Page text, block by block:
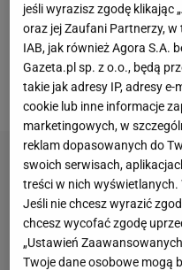
meczu czwartej rundy
(16. WTA), ale
Oto jak eksperci
światowego rankingu.
jeśli wyrazisz zgodę klikając
oraz jej Zaufani Partnerzy, w
IAB, jak również Agora S.A.
Gazeta.pl sp. z o.o., będą
takie jak adresy IP, adresy
cookie lub inne informacje
marketingowych, w
reklam dopasowanych do
swoich serwisach,
treści w nich wyświetlanych.
Jeśli nie chcesz wyrazić
chcesz wycofać zgodę
„Ustawień
Twoje dane osobowe mogą